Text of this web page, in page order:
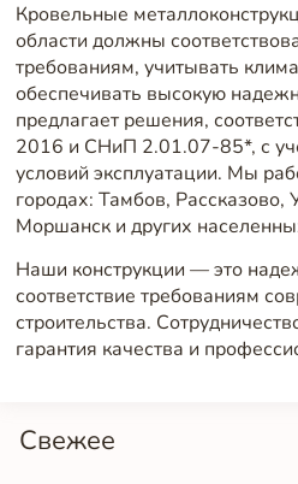
Свежее
Кровельные
области должны
требованиям, учитывать
обеспечивать высокую
предлагает решения,
2016 и СНиП 2.01.07-85*, с
условий эксплуатации. Мы
городах: Тамбов, Рассказово,
Моршанск и других
Наши конструкции — это
соответствие требованиям
строительства.
гарантия качества и